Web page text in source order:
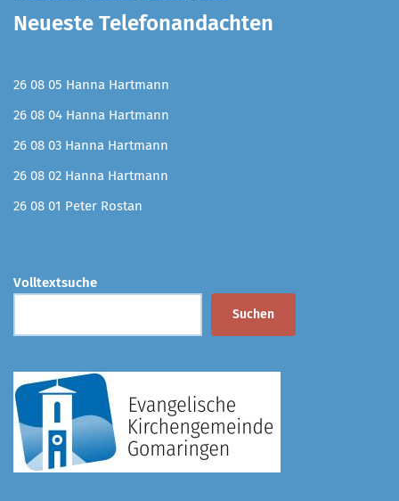
Neueste Telefonandachten
26 08 05 Hanna Hartmann
26 08 04 Hanna Hartmann
26 08 03 Hanna Hartmann
26 08 02 Hanna Hartmann
26 08 01 Peter Rostan
Volltextsuche
Suchen